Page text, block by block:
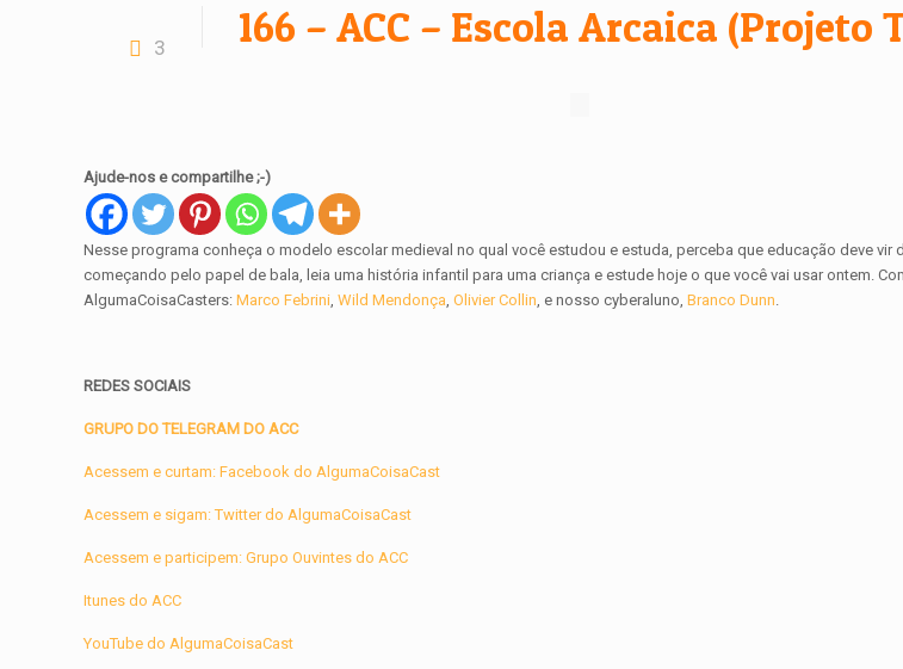
3 166 – ACC – Escola Arcaica (Projeto
Ajude-nos e compartilhe ;-)
Nesse programa conheça o modelo escolar medieval no qual você estudou e estuda, perceba que educação deve vir
começando pelo papel de bala, leia uma história infantil para uma criança e estude hoje o que você vai usar ontem.
AlgumaCoisaCasters:Marco Febrini,Wild Mendonça,Olivier Collin, e nosso cyberaluno,Branco Dunn.
REDES SOCIAIS
GRUPO DO TELEGRAM DO ACC
Acessem e curtam: Facebook do AlgumaCoisaCast
Acessem e sigam: Twitter do AlgumaCoisaCast
Acessem e participem: Grupo Ouvintes do ACC
Itunes do ACC
YouTube do AlgumaCoisaCast